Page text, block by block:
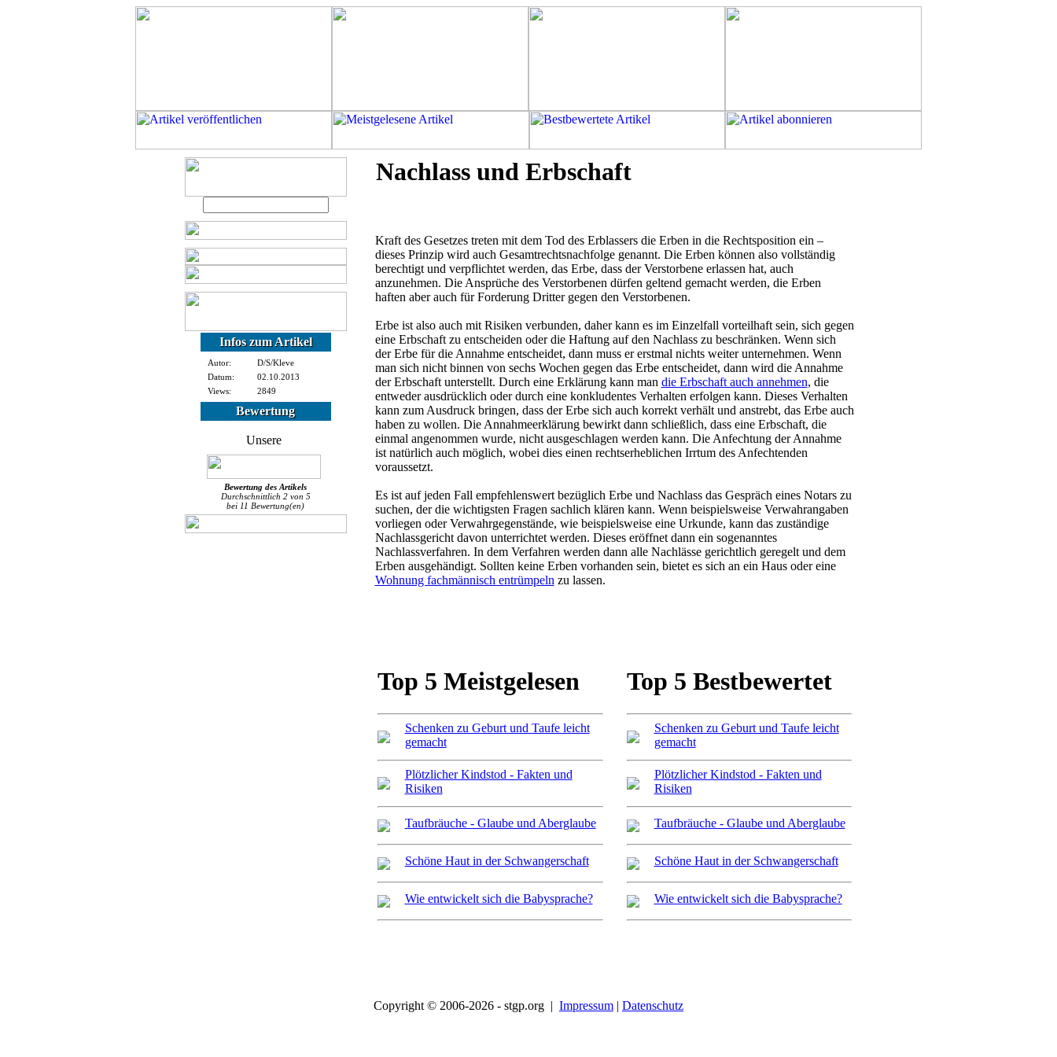
Infos zum Artikel
Autor:
D/S/Kleve
Datum:
02.10.2013
Views:
2849
Bewertung
Bewertung des Artikels
Durchschnittlich 2von 5
bei 11 Bewertung(en)
Nachlass und Erbschaft
Kraft des Gesetzes treten mit dem Tod des Erblassers die Erben in die Rechtsposition ein –
dieses Prinzip wird auch Gesamtrechtsnachfolge genannt. Die Erben können also vollständig
berechtigt und verpflichtet werden, das Erbe, dass der Verstorbene erlassen hat, auch
anzunehmen. Die Ansprüche des Verstorbenen dürfen geltend gemacht werden, die Erben
haften aber auch für Forderung Dritter gegen den Verstorbenen.
Erbe ist also auch mit Risiken verbunden, daher kann es im Einzelfall vorteilhaft sein, sich gegen
eine Erbschaft zu entscheiden oder die Haftung auf den Nachlass zu beschränken. Wenn sich
der Erbe für die Annahme entscheidet, dann muss er erstmal nichts weiter unternehmen. Wenn
man sich nicht binnen von sechs Wochen gegen das Erbe entscheidet, dann wird die Annahme
der Erbschaft unterstellt. Durch eine Erklärung kann man die Erbschaft auch annehmen, die
entweder ausdrücklich oder durch eine konkludentes Verhalten erfolgen kann. Dieses Verhalten
kann zum Ausdruck bringen, dass der Erbe sich auch korrekt verhält und anstrebt, das Erbe auch
haben zu wollen. Die Annahmeerklärung bewirkt dann schließlich, dass eine Erbschaft, die
einmal angenommen wurde, nicht ausgeschlagen werden kann. Die Anfechtung der Annahme
ist natürlich auch möglich, wobei dies einen rechtserheblichen Irrtum des Anfechtenden
voraussetzt.
Es ist auf jeden Fall empfehlenswert bezüglich Erbe und Nachlass das Gespräch eines Notars zu
suchen, der die wichtigsten Fragen sachlich klären kann. Wenn beispielsweise Verwahrangaben
vorliegen oder Verwahrgegenstände, wie beispielsweise eine Urkunde, kann das zuständige
Nachlassgericht davon unterrichtet werden. Dieses eröffnet dann ein sogenanntes
Nachlassverfahren. In dem Verfahren werden dann alle Nachlässe gerichtlich geregelt und dem
Erben ausgehändigt. Sollten keine Erben vorhanden sein, bietet es sich an ein Haus oder eine
Wohnung fachmännisch entrümpeln zu lassen.
Top 5 Meistgelesen
Schenken zu Geburt und Taufe leicht
gemacht
Plötzlicher Kindstod - Fakten und
Risiken
Taufbräuche - Glaube und Aberglaube
Schöne Haut in der Schwangerschaft
Wie entwickelt sich die Babysprache?
Top 5 Bestbewertet
Schenken zu Geburt und Taufe leicht
gemacht
Plötzlicher Kindstod - Fakten und
Risiken
Taufbräuche - Glaube und Aberglaube
Schöne Haut in der Schwangerschaft
Wie entwickelt sich die Babysprache?
Copyright © 2006-2026 - stgp.org | Impressum | Datenschutz